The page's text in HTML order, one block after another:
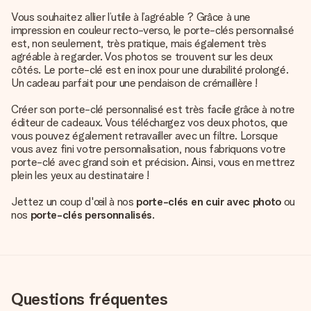
Vous souhaitez allier l’utile à l’agréable ? Grâce à une
impression en couleur recto-verso, le porte-clés personnalisé
est, non seulement, très pratique, mais également très
agréable à regarder. Vos photos se trouvent sur les deux
côtés. Le porte-clé est en inox pour une durabilité prolongé.
Un cadeau parfait pour une pendaison de crémaillère !
Créer son porte-clé personnalisé est très facile grâce à notre
éditeur de cadeaux. Vous téléchargez vos deux photos, que
vous pouvez également retravailler avec un filtre. Lorsque
vous avez fini votre personnalisation, nous fabriquons votre
porte-clé avec grand soin et précision. Ainsi, vous en mettrez
plein les yeux au destinataire !
Jettez un coup d'œil à nos porte-clés en cuir avec photo ou
nos porte-clés personnalisés.
Questions fréquentes